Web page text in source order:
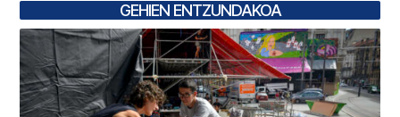
GEHIEN ENTZUNDAKOA